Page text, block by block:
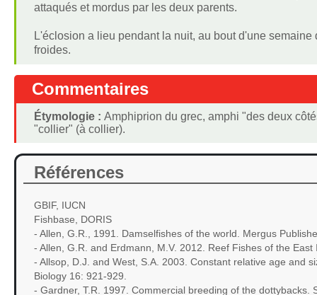
attaqués et mordus par les deux parents.
L'éclosion a lieu pendant la nuit, au bout d'une
froides.
Commentaires
Étymologie : Amphiprion du grec, amphi "des deux
"collier" (à collier).
Références
GBIF, IUCN
Fishbase, DORIS
- Allen, G.R., 1991. Damselfishes of the world. Mergus
- Allen, G.R. and Erdmann, M.V. 2012. Reef Fishes of the
- Allsop, D.J. and West, S.A. 2003. Constant relative age and
Biology 16: 921-929.
- Gardner, T.R. 1997. Commercial breeding of the dottybacks.